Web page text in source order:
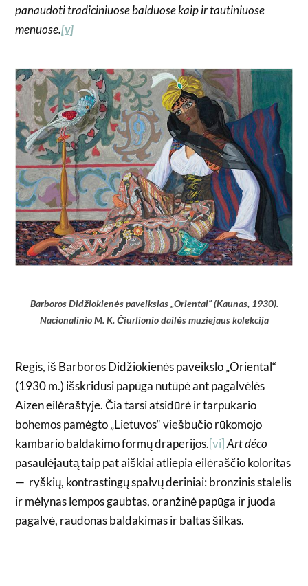
panaudoti tradiciniuose balduose kaip ir tautiniuose
menuose.[v]
Barboros Didžiokienės paveikslas „Oriental“ (Kaunas, 1930).
Nacionalinio M. K. Čiurlionio dailės muziejaus kolekcija
Regis, iš Barboros Didžiokienės paveikslo „Oriental“
(1930 m.) išskridusi papūga nutūpė ant pagalvėlės
Aizen eilėraštyje. Čia tarsi atsidūrė ir tarpukario
bohemos pamėgto „Lietuvos“ viešbučio rūkomojo
kambario baldakimo formų draperijos.[vi] Art déco
pasaulėjautą taip pat aiškiai atliepia eilėraščio koloritas
— ryškių, kontrastingų spalvų deriniai: bronzinis stalelis
ir mėlynas lempos gaubtas, oranžinė papūga ir juoda
pagalvė, raudonas baldakimas ir baltas šilkas.